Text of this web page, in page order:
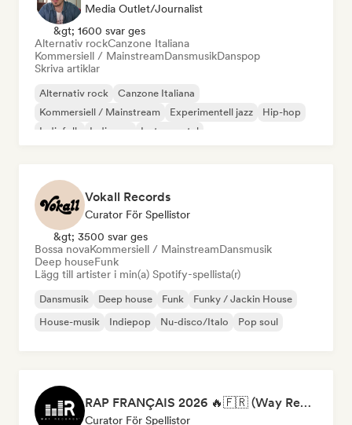
Media Outlet/Journalist
&gt; 1600 svar ges
Alternativ rockCanzone Italiana
Kommersiell / MainstreamDansmusikDanspop
Skriva artiklar
Alternativ rock
Canzone Italiana
Kommersiell / Mainstream
Experimentell jazz
Hip-hop
Indiefolk
Indiepop Instrumental
Vokall Records
Curator För Spellistor
&gt; 3500 svar ges
Bossa novaKommersiell / MainstreamDansmusik
Deep houseFunk
Lägg till artister i min(a) Spotify-spellista(r)
Dansmusik Deep house Funk
Funky / Jackin House
House-musik
Indiepop Nu-disco/Italo Pop soul
RAP FRANÇAIS 2026 🔥🇫🇷 (Way Records)
Curator För Spellistor